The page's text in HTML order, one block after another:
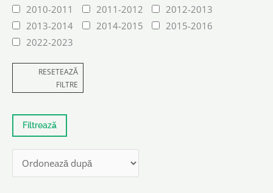
2010-2011
2011-2012
2012-2013
2013-2014
2014-2015
2015-2016
2022-2023
RESETEAZĂ
FILTRE